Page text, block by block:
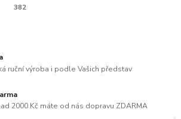
382
ruční výroba i podle Vašich představ
2000 Kč máte od nás dopravu ZDARMA